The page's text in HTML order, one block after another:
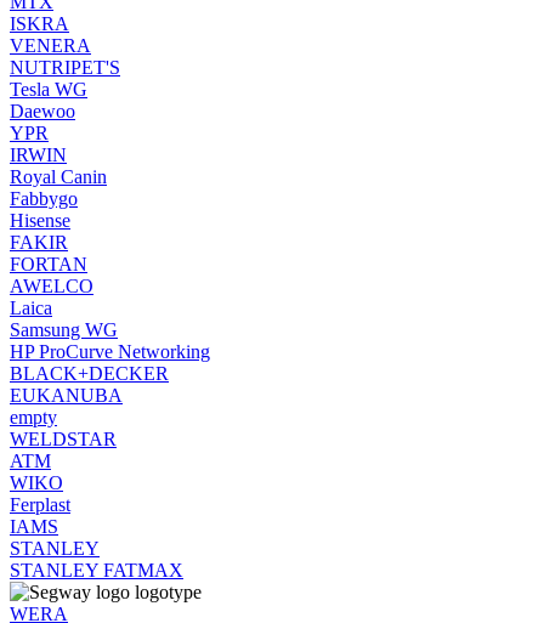
ISKRA
VENERA
NUTRIPET'S
Tesla WG
Daewoo
YPR
IRWIN
Royal Canin
Fabbygo
Hisense
FAKIR
FORTAN
AWELCO
Laica
Samsung WG
HP ProCurve Networking
BLACK+DECKER
EUKANUBA
empty
WELDSTAR
ATM
WIKO
Ferplast
IAMS
STANLEY
STANLEY FATMAX
WERA